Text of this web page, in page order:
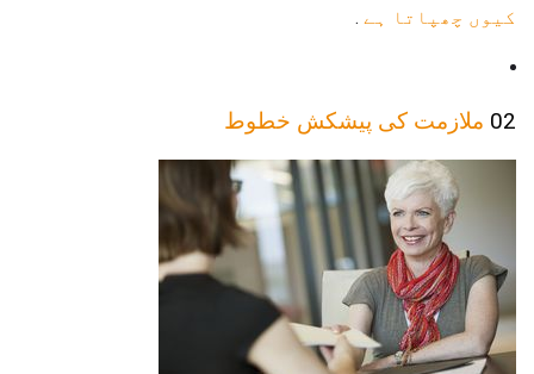
کیوں چھپاتا ہے .
02 ملازمت کی پیشکش خطوط